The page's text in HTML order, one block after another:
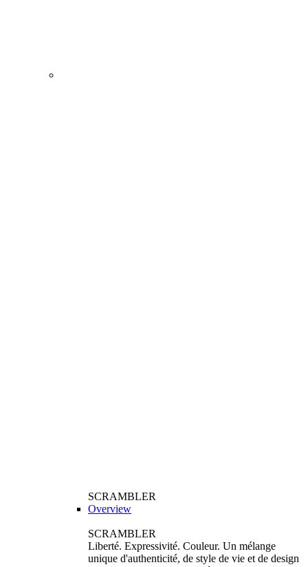
SCRAMBLER
Overview
SCRAMBLER
Liberté. Expressivité. Couleur. Un mélange
unique d'authenticité, de style de vie et de design